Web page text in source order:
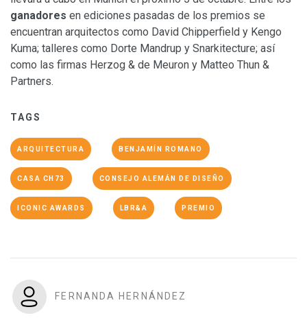
ganadores en ediciones pasadas de los premios se
encuentran arquitectos como David Chipperfield y Kengo
Kuma; talleres como Dorte Mandrup y Snarkitecture; así
como las firmas Herzog & de Meuron y Matteo Thun &
Partners.
TAGS
ARQUITECTURA BENJAMÍN ROMANO
CASA CH73 CONSEJO ALEMÁN DE DISEÑO
ICONIC AWARDS LBR&A PREMIO
FERNANDA HERNÁNDEZ